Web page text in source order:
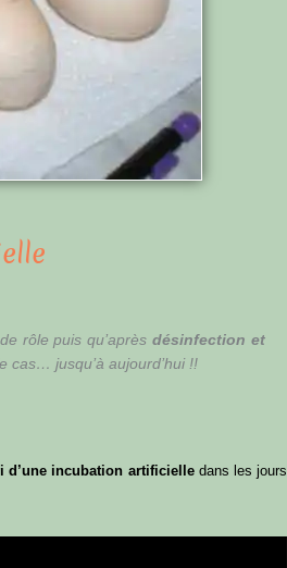
rôle puis qu’après désinfection et
cas… jusqu’à aujourd’hui !!
d’une incubation artificielledans les jours